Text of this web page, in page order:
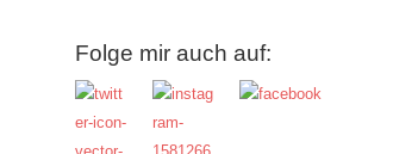
Folge mir auch auf: